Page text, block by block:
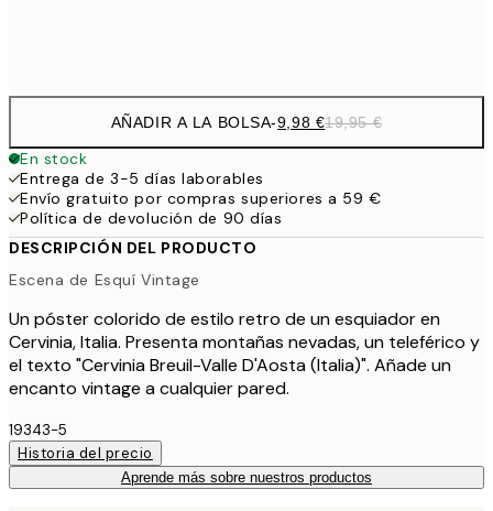
AÑADIR A LA BOLSA-9,98 €19,95 €
En stock
Entrega de 3-5 días laborables
Envío gratuito por compras superiores a 59 €
Política de devolución de 90 días
DESCRIPCIÓN DEL PRODUCTO
Escena de Esquí Vintage
Un póster colorido de estilo retro de un esquiador en
Cervinia, Italia. Presenta montañas nevadas, un teleférico y
el texto "Cervinia Breuil-Valle D'Aosta (Italia)". Añade un
encanto vintage a cualquier pared.
19343-5
Historia del precio
Aprende más sobre nuestros productos